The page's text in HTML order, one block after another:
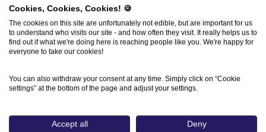
Jetzt Informieren
Cookies, Cookies, Cookies! 🍪
The cookies on this site are unfortunately not edible, but are important for us
to understand who visits our site - and how often they visit. It really helps us to
find out if what we're doing here is reaching people like you. We're happy for
everyone to take our cookies!
You can also withdraw your consent at any time. Simply click on “Cookie
settings” at the bottom of the page and adjust your settings.
Accept all Deny